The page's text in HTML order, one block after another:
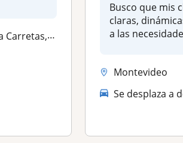
Lagomar, Shangrila
Busco que mis
claras,
a las
Montevideo
Se desplaza a